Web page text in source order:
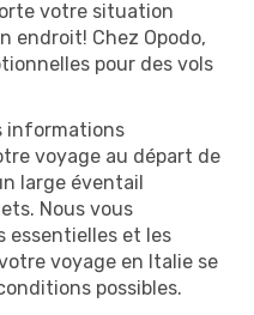
votre situation
endroit! Chez Opodo,
pour des vols
informations
voyage au départ de
large éventail
Nous vous
essentielles et les
voyage en Italie se
possibles.